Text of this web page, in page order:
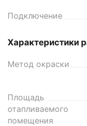
Подключение
Характеристики
Метод окраски
Площадь
отапливаемого
помещения